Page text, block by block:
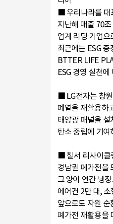
■ 우리나라를 대
지난해 매출 70
업계 리딩 기업
최근에는 ESG
BTTER LIFE
ESG 경영 실천
■ LG전자는 창
폐열을 재활용하
태양광 패널을 설
탄소 중립에 기여
■ 칠서 리사이클
경남권 폐가전을
그 양이 연간 냉
에어컨 2만 대,
앞으로도 자원 순
폐가전 재활용을